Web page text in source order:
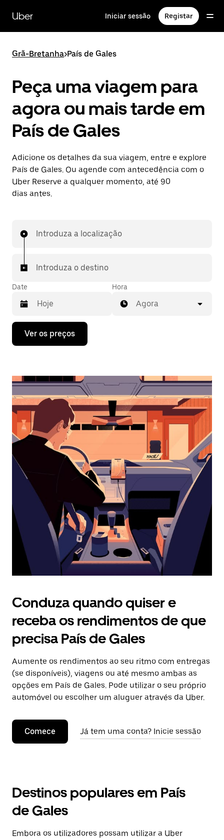
para
conteúdo
Uber Iniciar sessão Registar
Grã-Bretanha>País de Gales
Peça uma viagem para
agora ou mais tarde em
País de Gales
Adicione os detalhes da sua viagem, entre e explore
País de Gales. Ou agende com antecedência com o
Uber Reserve a qualquer momento, até 90
dias antes.
Introduza a localização
Introduza o destino
Date
Prima
tecla
interagir
o
calendário
selecionar
uma
data.
Prima
o
botão
o
calendário.
Hora
Agora
Ver os preços
Conduza quando quiser e
receba os rendimentos de que
precisa País de Gales
Aumente os rendimentos ao seu ritmo com entregas
(se disponíveis), viagens ou até mesmo ambas as
opções em País de Gales. Pode utilizar o seu próprio
automóvel ou escolher um aluguer através da Uber.
Comece Já tem uma conta? Inicie sessão
Destinos populares em País
de Gales
Embora os utilizadores possam utilizar a Uber